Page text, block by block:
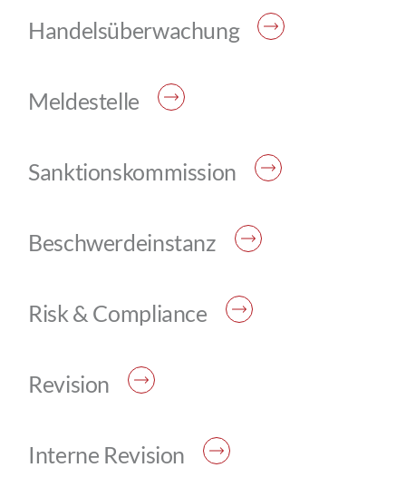
Handelsüberwachung
Meldestelle
Sanktionskommission
Beschwerdeinstanz
Risk & Compliance
Revision
Interne Revision